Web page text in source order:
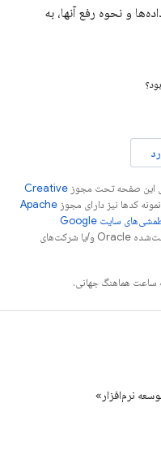
و نحوه رفع آنها، به
این صفحه تحت مجوز Creative
کدها نیز دارای مجوز Apache
خطمشی‌های سایت Google
مراجعه کنید. جاوا علامت تجاری ثبت‌شده Oracle و/یا شرکت‌های
نرم‌افزار»